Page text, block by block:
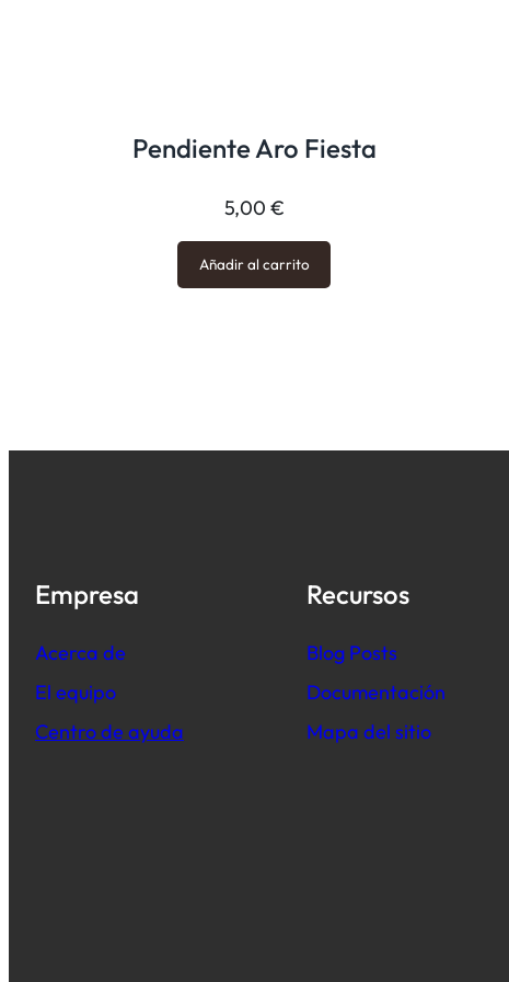
Pendiente Aro Fiesta
5,00 €
Añadir al carrito
Empresa
Acerca de
El equipo
Centro de ayuda
Recursos
Blog Posts
Documentación
Mapa del sitio